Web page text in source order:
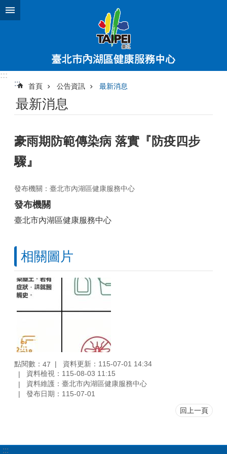
跳到主要內容區塊
:::
:::
首頁 公告資訊 最新消息
最新消息
豪雨期防範傳染病 落實『防疫四步
驟』
發布機關：臺北市內湖區健康服務中心
發布機關
臺北市內湖區健康服務中心
相關圖片
點閱數： 47
資料更新：115-07-01 14:34
資料檢視：115-08-03 11:15
資料維護：臺北市內湖區健康服務中心
發布日期：115-07-01
回上一頁
:::